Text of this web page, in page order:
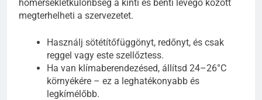
hőmérsékletkülönbség a kinti és benti levegő között
megterhelheti a szervezetet.
Használj sötétítőfüggönyt, redőnyt, és csak
reggel vagy este szellőztess.
Ha van klímaberendezésed, állítsd 24–26°C
környékére – ez a leghatékonyabb és
legkímélőbb.